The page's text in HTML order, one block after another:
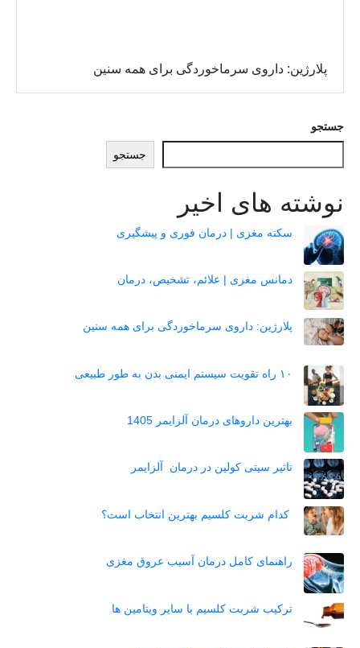
پلارژین: داروی سرماخوردگی برای همه سنین
جستجو
جستجو
نوشته های اخیر
سکته مغزی | درمان فوری و پیشگیری
دمانس مغزی | علائم، تشخیص، درمان
پلارژین: داروی سرماخوردگی برای همه سنین
۱۰ راه تقویت سیستم ایمنی بدن به طور طبیعی
بهترین داروهای درمان آلزایمر 1405
تاثیر سیتی کولین در درمان آلزایمر
کدام شربت کلسیم بهترین انتخاب است؟
راهنمای کامل درمان آسیب عروق مغزی
ترکیب شربت کلسیم با سایر ویتامین ها